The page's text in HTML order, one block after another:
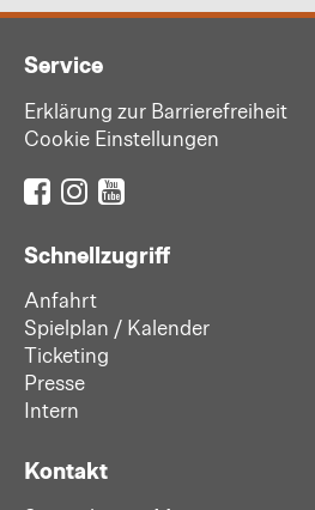
Service
Erklärung zur Barrierefreiheit
Cookie Einstellungen
Schnellzugriff
Anfahrt
Spielplan / Kalender
Ticketing
Presse
Intern
Kontakt